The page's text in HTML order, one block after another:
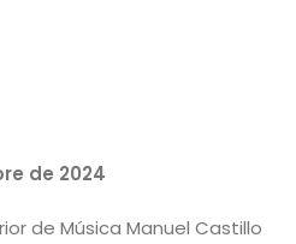
de 2024
de Música Manuel Castillo